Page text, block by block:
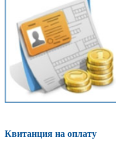
Квитанция на оплату